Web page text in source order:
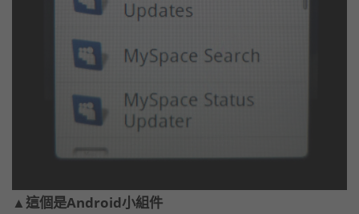
▲這個是Android小組件